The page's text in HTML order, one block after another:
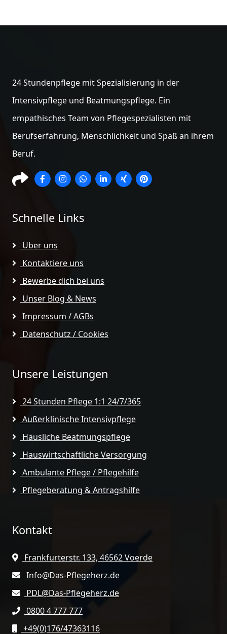
24 Stundenpflege mit Spezialisierung in der
Intensivpflege und Beatmungspflege. Ein
empathisches Team von Pflegespezialisten mit
Berufserfahrung, Menschlichkeit und Spaß an ihrem
Beruf.
Schnelle Links
Über uns
Kontaktiere uns
Bewerbe dich bei uns
Unser Blog & News
Impressum / AGBs
Datenschutz / Cookies
Unsere Leistungen
24 Stunden Pflege 1:1 24/7/365
Außerklinische Intensivpflege
Häusliche Beatmungspflege
Hauswirtschaftliche Versorgung
Ambulante Pflege / Pflegehilfe
Pflegeberatung & Antragshilfe
Kontakt
Frankfurterstr. 133, 46562 Voerde
Info@Das-Pflegeherz.de
PDL@Das-Pflegeherz.de
0800 4 777 777
+49(0)176/47363116